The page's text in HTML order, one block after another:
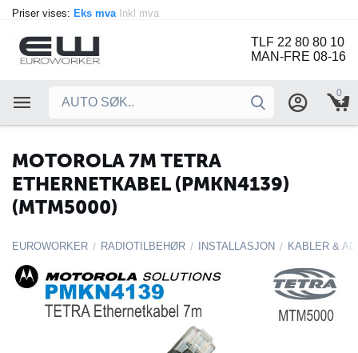
Priser vises: Eks mva Inkl mva
TLF 22 80 80 10
MAN-FRE 08-16
0
MOTOROLA 7M TETRA
ETHERNETKABEL (PMKN4139)
(MTM5000)
EUROWORKER / RADIOTILBEHØR / INSTALLASJON / KABLER &